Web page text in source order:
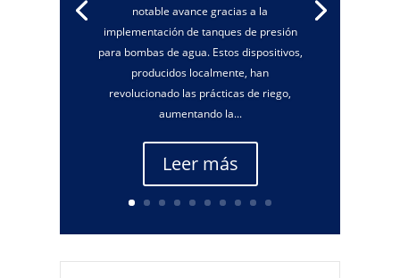
notable avance gracias a la
implementación de tanques de presión
para bombas de agua. Estos dispositivos,
producidos localmente, han
revolucionado las prácticas de riego,
aumentando la...
Leer más